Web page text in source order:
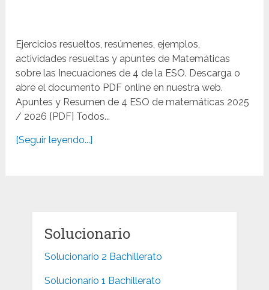
Ejercicios resueltos, resúmenes, ejemplos,
actividades resueltas y apuntes de Matemáticas
sobre las Inecuaciones de 4 de la ESO. Descarga o
abre el documento PDF online en nuestra web.
Apuntes y Resumen de 4 ESO de matemáticas 2025
/ 2026 [PDF] Todos...
[Seguir leyendo...]
Solucionario
Solucionario 2 Bachillerato
Solucionario 1 Bachillerato